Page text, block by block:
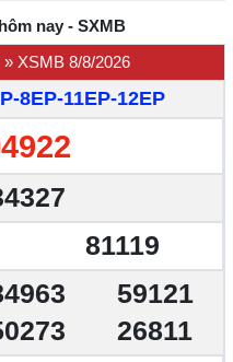
nay - SXMB
» XSMB 8/8/2026
8EP-11EP-12EP
81119
59121
26811